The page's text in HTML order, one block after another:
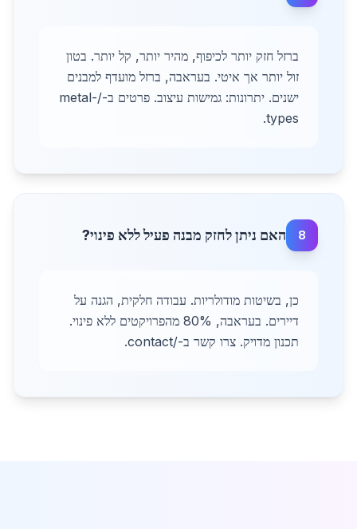
ברזל חזק יותר לכיפוף, מהיר יותר, קל יותר. בטון
זול יותר אך איטי. בעראבה, ברזל מועדף למבנים
ישנים. יתרונות: גמישות עיצוב. פרטים ב-/metal-
types.
8 האם ניתן לחזק מבנה פעיל ללא פינוי?
כן, בשיטות מודולריות. עבודה חלקית, הגנה על
דיירים. בעראבה, 80% מהפרויקטים ללא פינוי.
תכנון מדויק. צרו קשר ב-/contact.